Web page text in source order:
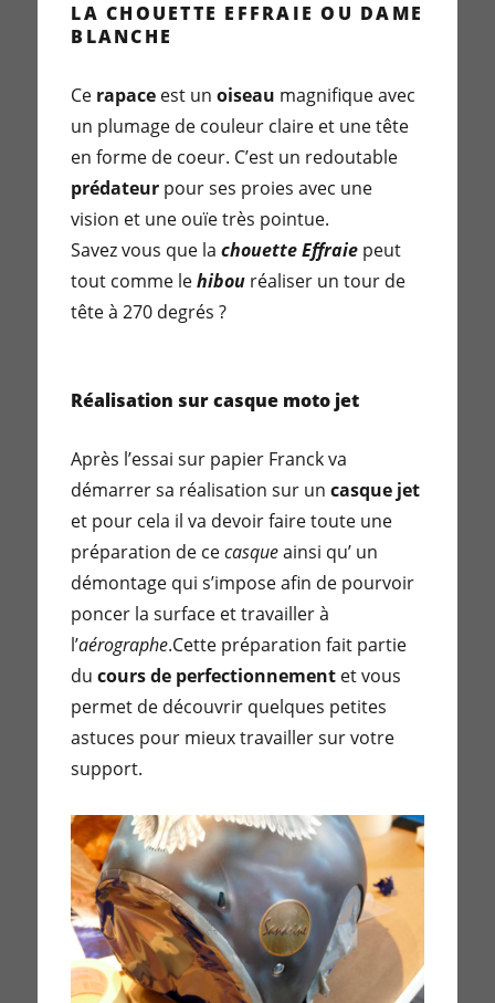
LA CHOUETTE EFFRAIE OU DAME
BLANCHE
Ce rapace est unoiseau magnifique avec
un plumage de couleur claire et une tête
en forme de coeur. C’est un redoutable
prédateur pour ses proies avec une
vision et une ouïe très pointue.
Savez vous que la chouette Effraie peut
tout comme lehibou réaliser un tour de
tête à 270 degrés ?
Réalisation sur casque moto jet
Après l’essai sur papier Franck va
démarrer sa réalisation sur un casque jet
et pour cela il va devoir faire toute une
préparation de cecasqueainsi qu’ un
démontage qui s’impose afin de pourvoir
poncer la surface et travailler à
l’aérographe.Cette préparation fait partie
ducours de perfectionnement et vous
permet de découvrir quelques petites
astuces pour mieux travailler sur votre
support.